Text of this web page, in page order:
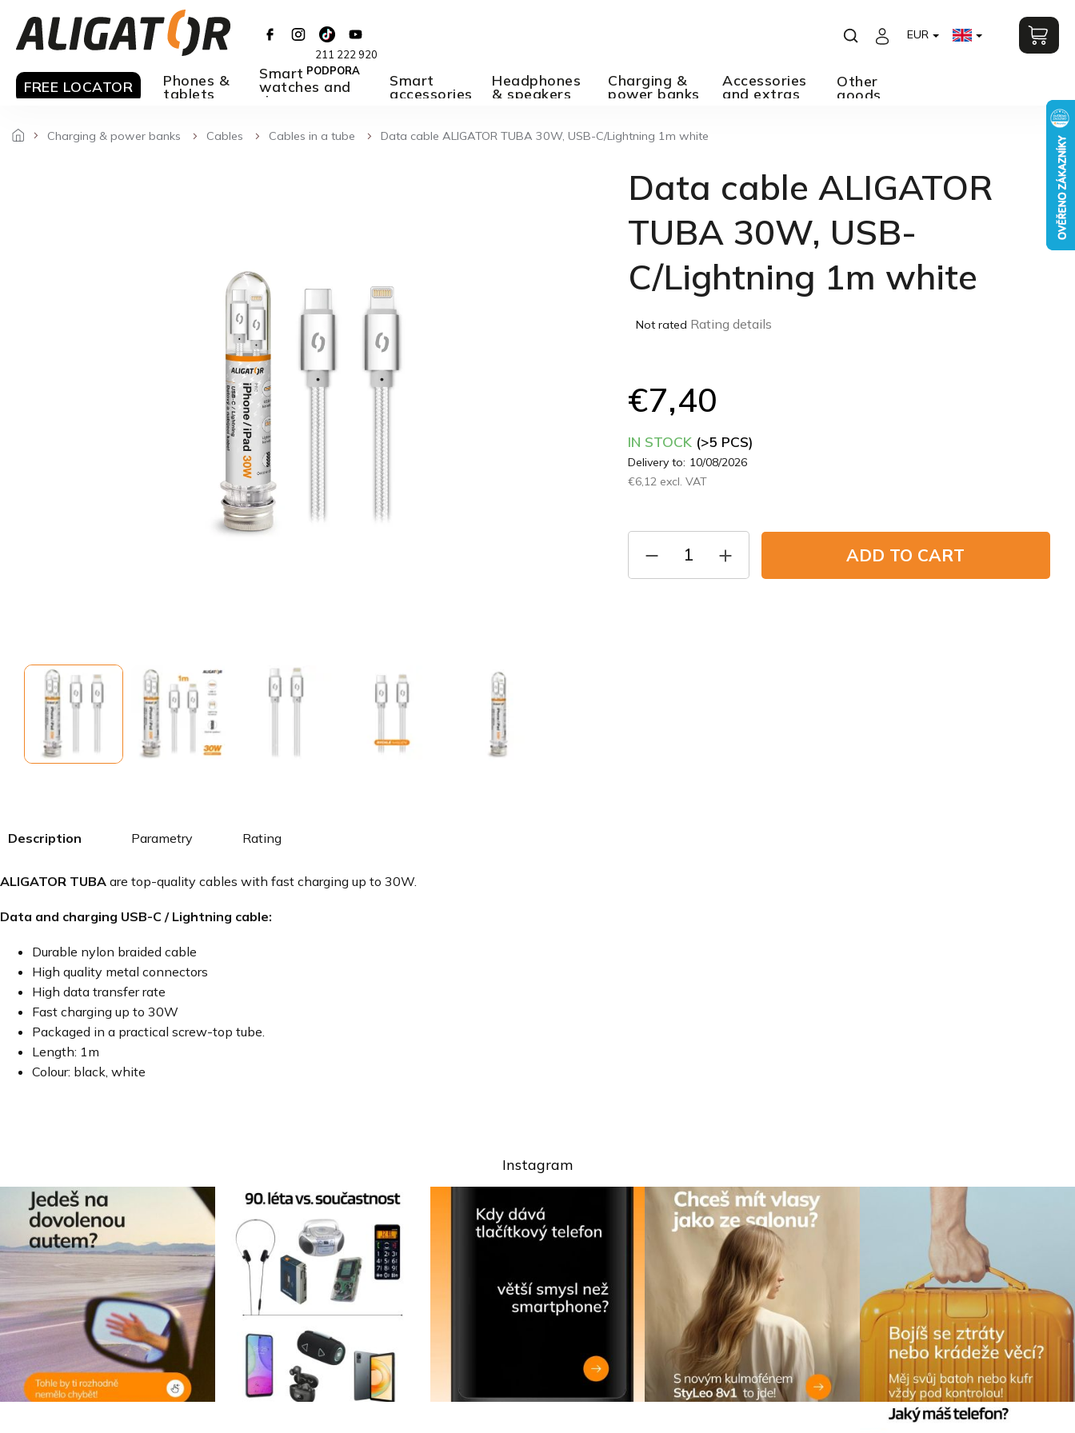
content
211 222 920
PODPORA
EUR
FREE LOCATOR Phones &
tablets
Smart
watches and
rings
Smart
accessories
Headphones
& speakers
Charging &
power banks
Accessories
and extras
Other
goods
Charging & power banks Cables Cables in a tube Data cable ALIGATOR TUBA 30W, USB-C/Lightning 1m white
Data cable ALIGATOR
TUBA 30W, USB-
C/Lightning 1m white
The
is
0,0
of
5
stars.
Not rated Rating details
€7,40
IN STOCK (>5 PCS)
Delivery to: 10/08/2026
€6,12 excl. VAT
ADD TO CART
Description Parametry Rating
ALIGATOR TUBA are top-quality cables with fast charging up to 30W.
Data and charging USB-C / Lightning cable:
Durable nylon braided cable
High quality metal connectors
High data transfer rate
Fast charging up to 30W
Packaged in a practical screw-top tube.
Length: 1m
Colour: black, white
Instagram